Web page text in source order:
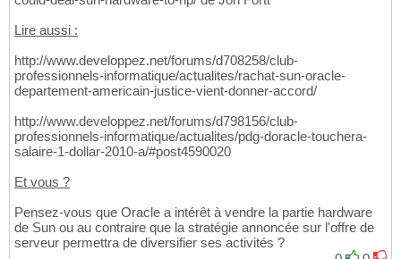
Lire aussi :
http://www.developpez.net/forums/d708258/club-
professionnels-informatique/actualites/rachat-sun-oracle-
departement-americain-justice-vient-donner-accord/
http://www.developpez.net/forums/d798156/club-
professionnels-informatique/actualites/pdg-doracle-touchera-
salaire-1-dollar-2010-a/#post4590020
Et vous ?
Pensez-vous que Oracle a intérêt à vendre la partie hardware
de Sun ou au contraire que la stratégie annoncée sur l'offre de
serveur permettra de diversifier ses activités ?